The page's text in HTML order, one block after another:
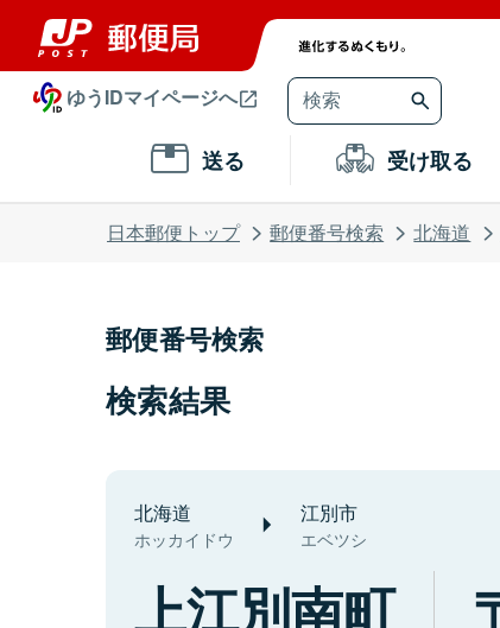
ゆうIDマイページへ
送る 受け取る
日本郵便トップ 郵便番号検索 北海道
郵便番号検索
検索結果
北海道
ホッカイドウ
江別市
エベツシ
上江別南町